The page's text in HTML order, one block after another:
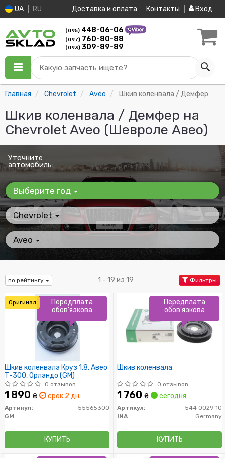
UA RU Доставка и оплата Контакты Вход
(095) 448-06-06
(097) 760-80-88
(093) 309-89-89
Какую запчасть ищете?
Главная Chevrolet Aveo Шкив коленвала / Демфер
Шкив коленвала / Демфер на
Chevrolet Aveo (Шевроле Авео)
Уточните
автомобиль:
Выберите год
Chevrolet
Aveo
по рейтингу 1 - 19 из 19 Фильтры
Шкив коленвала Круз 1,8, Авео
Т-300, Орландо (GM)
0 отзывов
1 890 ₴ срок 2 дн.
Артикул:
55565300
GM
КУПИТЬ
Передплата
обов'язкова
Оригинал
Шкив коленвала
0 отзывов
1 760 ₴ сегодня
Артикул:
544 0029 10
INA
Germany
КУПИТЬ
Передплата
обов'язкова